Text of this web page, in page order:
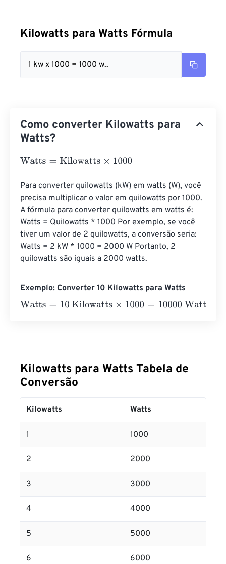
Kilowatts para Watts Fórmula
1 kw x 1000 = 1000 w..
Como converter Kilowatts para
Watts?
Watts= Kilowatts×1000
Para converter quilowatts (kW) em watts (W), você
precisa multiplicar o valor em quilowatts por 1000.
A fórmula para converter quilowatts em watts é:
Watts = Quilowatts * 1000 Por exemplo, se você
tiver um valor de 2 quilowatts, a conversão seria:
Watts = 2 kW * 1000 = 2000 W Portanto, 2
quilowatts são iguais a 2000 watts.
Exemplo: Converter 10 Kilowatts para Watts
Watts= 10 Kilowatts×1000 =10000 Watts
Kilowatts para Watts Tabela de
Conversão
Kilowatts Watts
1 1000
2 2000
3 3000
4 4000
5 5000
6 6000